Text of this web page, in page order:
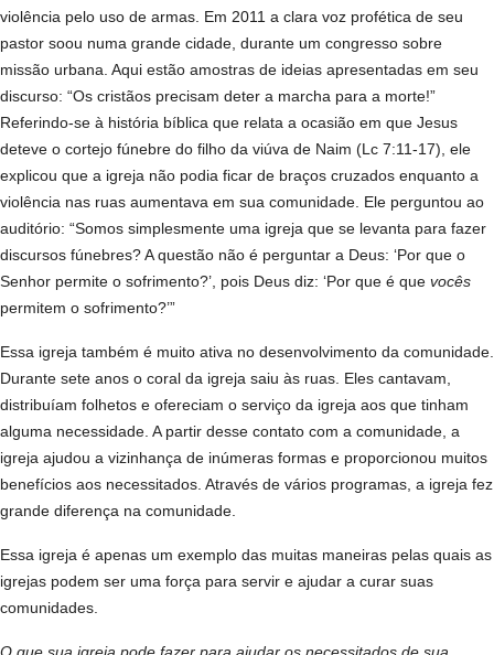
violência pelo uso de armas. Em 2011 a clara voz profética de seu
pastor soou numa grande cidade, durante um congresso sobre
missão urbana. Aqui estão amostras de ideias apresentadas em seu
discurso: “Os cristãos precisam deter a marcha para a morte!”
Referindo-se à história bíblica que relata a ocasião em que Jesus
deteve o cortejo fúnebre do filho da viúva de Naim (Lc 7:11-17), ele
explicou que a igreja não podia ficar de braços cruzados enquanto a
violência nas ruas aumentava em sua comunidade. Ele perguntou ao
auditório: “Somos simplesmente uma igreja que se levanta para fazer
discursos fúnebres? A questão não é perguntar a Deus: ‘Por que o
Senhor permite o sofrimento?’, pois Deus diz: ‘Por que é que vocês
permitem o sofrimento?’”
Essa igreja também é muito ativa no desenvolvimento da comunidade.
Durante sete anos o coral da igreja saiu às ruas. Eles cantavam,
distribuíam folhetos e ofereciam o serviço da igreja aos que tinham
alguma necessidade. A partir desse contato com a comunidade, a
igreja ajudou a vizinhança de inúmeras formas e proporcionou muitos
benefícios aos necessitados. Através de vários programas, a igreja fez
grande diferença na comunidade.
Essa igreja é apenas um exemplo das muitas maneiras pelas quais as
igrejas podem ser uma força para servir e ajudar a curar suas
comunidades.